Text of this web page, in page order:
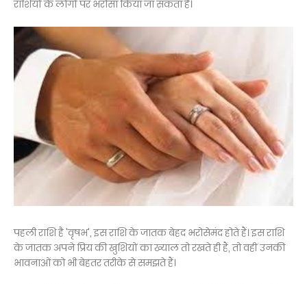
राशियों के लोगों पर भरोसा किया जा सकता है।
पहली राशि है 'वृषभ', इस राशि के जातक बेहद भरोसेमंद होते हैं। इस राशि
के जातक अपने प्रिय की खुशियों का ख्याल तो रखते ही हैं, तो वहीं उनकी
भावनाओं को भी बेहतर तरीके से समझते हैं।